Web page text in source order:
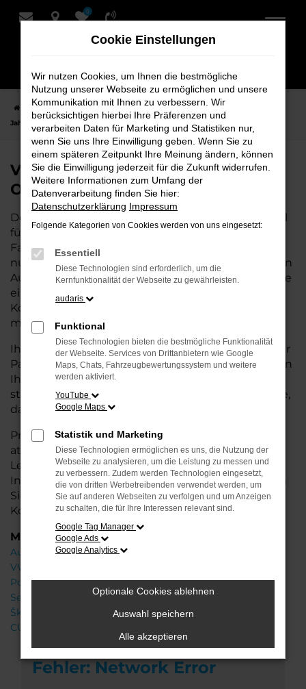
Zum
0
Startseite Oldenburg VW VW T7 Multivan
VW T7 Multivan
Jahreswagen für Oldenburg bei Schmidt + Koch
VW T7 Multivan Jahreswagen für
Oldenburg bei Schmidt + Koch
Der T7 Multivan Jahreswagen ist die perfekte Wahl
für alle, die für Oldenburg ein nahezu neues
Fahrzeug zu einem attraktiven Preis suchen. Mit
nur wenigen Kilometern und einer hervorragenden
Ausstattung bietet dieser Jahreswagen die Vorteile
eines Neuwagens, aber zu deutlich besseren
Konditionen. Ideal für alle, die hohe Qualität und
modernes Design zu einem fairen Preis möchten.
Ihr VW Autohaus in Oldenburg ist Ihr kompetenter
Partner, wenn es um Jahreswagen geht. Wir bieten
Ihnen eine große Auswahl an Fahrzeugen und
stehen Ihnen mit fachkundiger Beratung zur Seite,
damit Sie das passende Modell finden.
Profitieren Sie von zusätzlichen
attraktiven Finanzierungsoptionen,
Leasingangeboten und der bequemen
Inzahlungnahme Ihres alten Fahrzeugs. Besuchen
Sie uns und finden Sie Ihr Traumauto zu besten
Konditionen!
Marken
Audi
VW
Porsche
Seat
Škoda
CUPRA
Fehler: Network Error
Cookie Einstellungen
Wir nutzen Cookies, um Ihnen die bestmögliche
Nutzung unserer Webseite zu ermöglichen und unsere
Kommunikation mit Ihnen zu verbessern. Wir
berücksichtigen hierbei Ihre Präferenzen und
verarbeiten Daten für Marketing und Statistiken nur,
wenn Sie uns Ihre Einwilligung geben. Wenn Sie zu
einem späteren Zeitpunkt Ihre Meinung ändern, können
Sie die Einwilligung jederzeit für die Zukunft widerrufen.
Weitere Informationen zum Umfang der
Datenverarbeitung finden Sie hier:
Datenschutzerklärung Impressum
Folgende Kategorien von Cookies werden von uns eingesetzt:
Essentiell
Diese Technologien sind erforderlich, um die
Kernfunktionalität der Webseite zu gewährleisten.
audaris
Funktional
Diese Technologien bieten die bestmögliche Funktionalität
der Webseite. Services von Drittanbietern wie Google
Maps, Chats, Fahrzeugbewertungssystem und weitere
werden aktiviert.
YouTube
Google Maps
Statistik und Marketing
Diese Technologien ermöglichen es uns, die Nutzung der
Webseite zu analysieren, um die Leistung zu messen und
zu verbessern. Zudem werden Technologien eingesetzt,
die von dritten Werbetreibenden verwendet werden, um
Sie auf anderen Webseiten zu verfolgen und um Anzeigen
zu schalten, die für Ihre Interessen relevant sind.
Google Tag Manager
Google Ads
Google Analytics
Optionale Cookies ablehnen
Auswahl speichern
Alle akzeptieren